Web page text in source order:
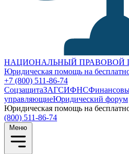
НАЦИОНАЛЬНЫЙ ПРАВОВОЙ
Юридическая помощь на
+7 (800) 511-86-74
СоцзащитаЗАГСИФНС
управляющиеЮридический форум
Юридическая помощь на
(800) 511-86-74
Меню